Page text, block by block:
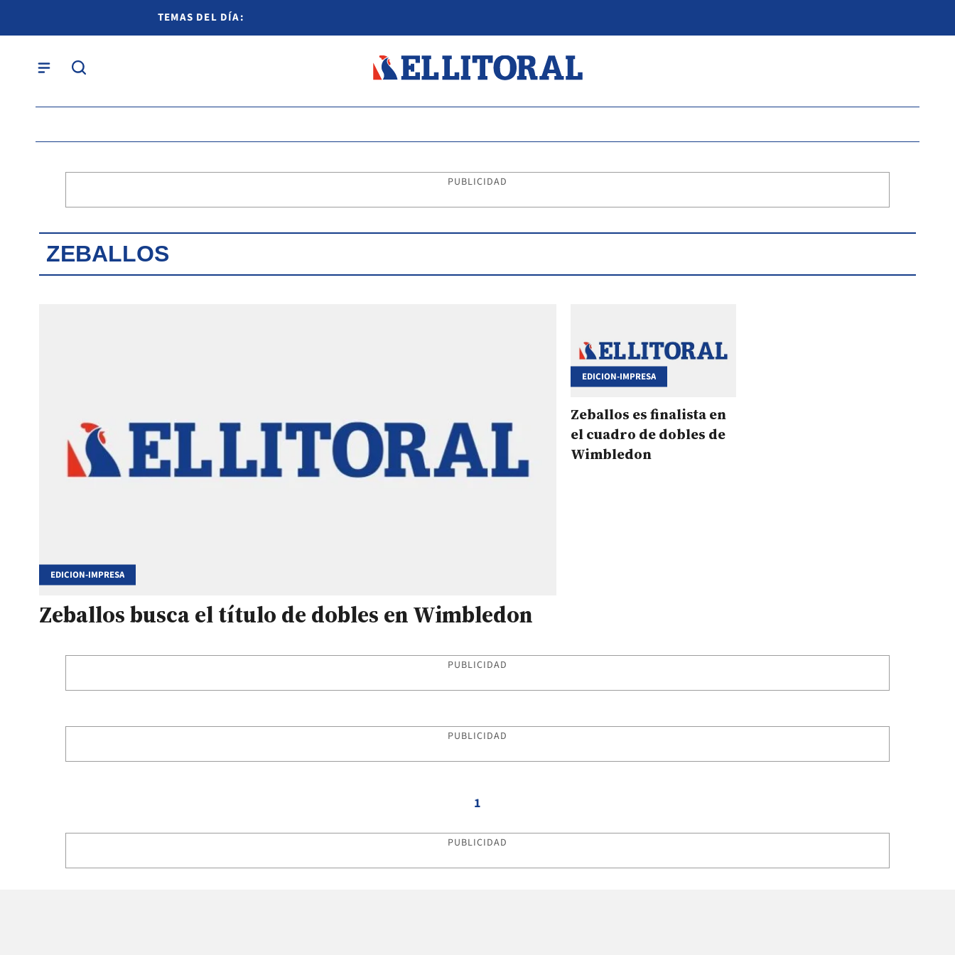
TEMAS DEL DÍA:
PUBLICIDAD
ZEBALLOS
EDICION-IMPRESA
Zeballos busca el título de dobles en Wimbledon
EDICION-IMPRESA
Zeballos es finalista en
el cuadro de dobles de
Wimbledon
PUBLICIDAD
PUBLICIDAD
1
PUBLICIDAD